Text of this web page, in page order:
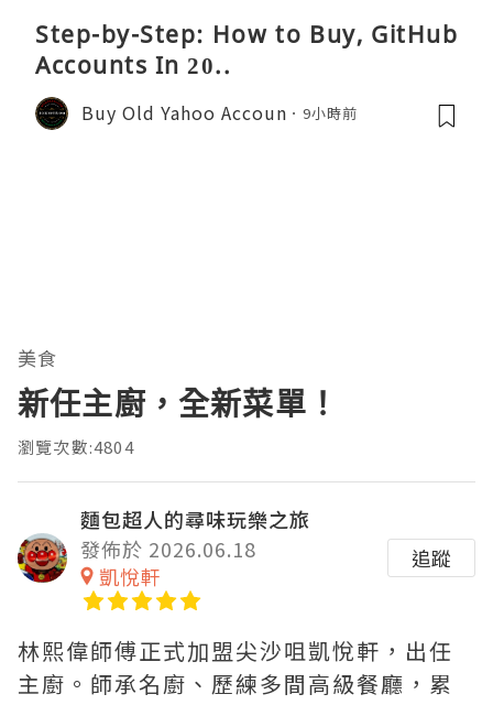
Step-by-Step: How to Buy, GitHub
Accounts In 20..
Buy Old Yahoo Accoun 9小時前
美食
新任主廚，全新菜單！
瀏覽次數:4804
麵包超人的尋味玩樂之旅
發佈於 2026.06.18
凱悅軒
追蹤
林熙偉師傅正式加盟尖沙咀凱悅軒，出任
主廚。師承名廚、歷練多間高級餐廳，累